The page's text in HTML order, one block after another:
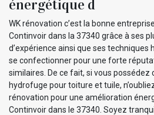
énergétique d
WK rénovation c’est la bonne
Continvoir dans la 37340 grâce à ses
d’expérience ainsi que ses techniques
se confectionner pour une forte
similaires. De ce fait, si vous possédez
hydrofuge pour toiture et tuile,
rénovation pour une amélioration
Continvoir dans le 37340. Soyez